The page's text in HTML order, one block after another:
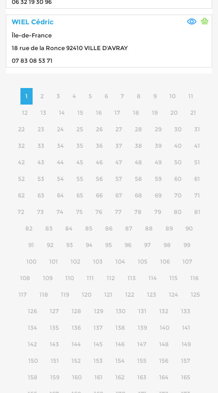
06 32 19 30 96
WIEL Cédric
Île-de-France
18 rue de la Ronce 92410 VILLE D'AVRAY
07 83 08 53 71
1 2 3 4 5 6 7 8 9 10 11
12 13 14 15 16 17 18 19 20 21
22 23 24 25 26 27 28 29 30 31
32 33 34 35 36 37 38 39 40 41
42 43 44 45 46 47 48 49 50 51
52 53 54 55 56 57 58 59 60 61
62 63 64 65 66 67 68 69 70 71
72 73 74 75 76 77 78 79 80 81
82 83 84 85 86 87 88 89 90
91 92 93 94 95 96 97 98 99
100 101 102 103 104 105 106 107
108 109 110 111 112 113 114 115 116
117 118 119 120 121 122 123 124 125
126 127 128 129 130 131 132 133
134 135 136 137 138 139 140 141
142 143 144 145 146 147 148 149
150 151 152 153 154 155 156 157
158 159 160 161 162 163 164 165